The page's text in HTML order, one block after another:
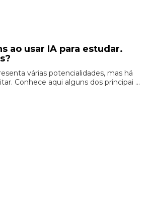
ao usar IA para estudar.
várias potencialidades, mas há
Conhece aqui alguns dos principai ...